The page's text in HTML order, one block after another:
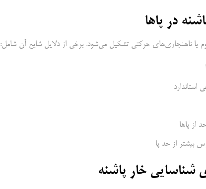
در پاها
یا ناهنجاری‌های حرکتی تشکیل می‌شود. برخی از دلایل شایع آن شامل:
از پاها
بیشتر از حد پا
خار پاشنه